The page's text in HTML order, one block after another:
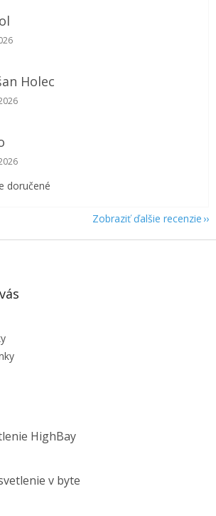
obchodu je 5 z 5 hviezdičiek.
Holec
obchodu je 5 z 5 hviezdičiek.
obchodu je 5 z 5 hviezdičiek.
doručené
Zobraziť ďalšie recenzie
HighBay
v byte